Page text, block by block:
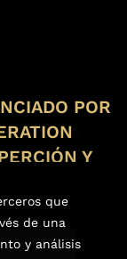
POR
Y
que
de una
y análisis